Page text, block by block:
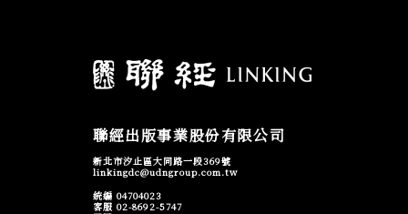
聯經出版事業股份有限公司
新北市汐止區大同路一段369號
linkingdc@udngroup.com.tw
統編 04704023
客服 02-8692-5747